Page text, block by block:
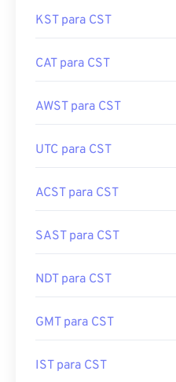
KST para CST
CAT para CST
AWST para CST
UTC para CST
ACST para CST
SAST para CST
NDT para CST
GMT para CST
IST para CST